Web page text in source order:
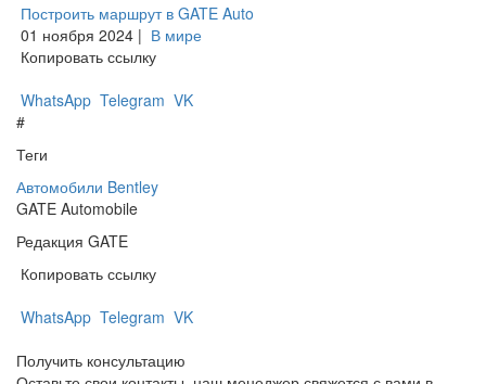
Построить маршрут в GATE Auto
01 ноября 2024 | В мире
Копировать ссылку
WhatsApp Telegram VK
#
Теги
Автомобили Bentley
GATE Automobile
Редакция GATE
Копировать ссылку
WhatsApp Telegram VK
Получить консультацию